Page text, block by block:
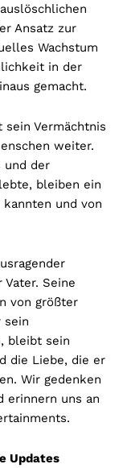
Ansatz zur
Wachstum
in der
gemacht.
Vermächtnis
weiter.
und der
bleiben ein
und von
Seine
von größter
sein
bleibt sein
die Liebe, die er
Wir gedenken
erinnern uns an
Updates